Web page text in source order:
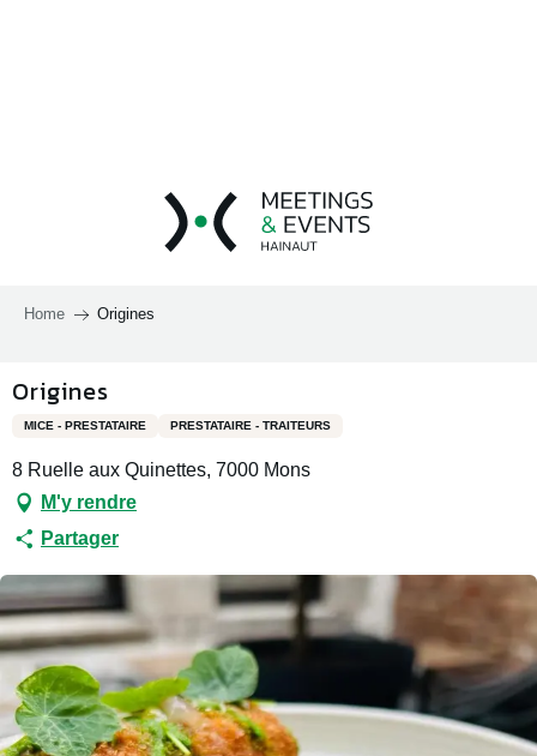
Home Origines
Origines
MICE - PRESTATAIRE PRESTATAIRE - TRAITEURS
8 Ruelle aux Quinettes, 7000 Mons
M'y rendre
Partager